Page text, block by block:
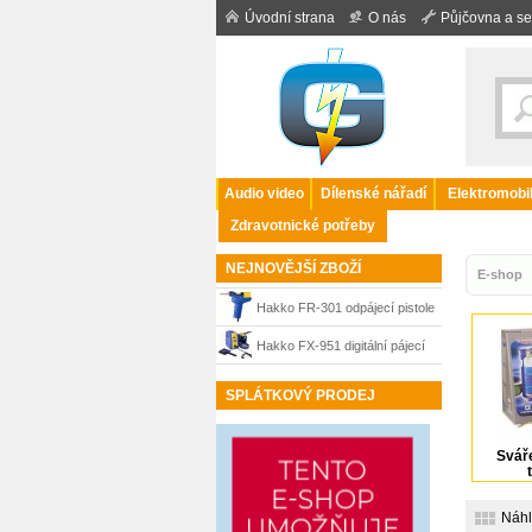
Úvodní strana O nás Půjčovna a
Audio video Dílenské nářadí
Zdravotnické potřeby
NEJNOVĚJŠÍ ZBOŽÍ
Hakko FR-301 odpájecí pistole
Hakko FX-951 digitální pájecí
stanice
SPLÁTKOVÝ PRODEJ
E-shop